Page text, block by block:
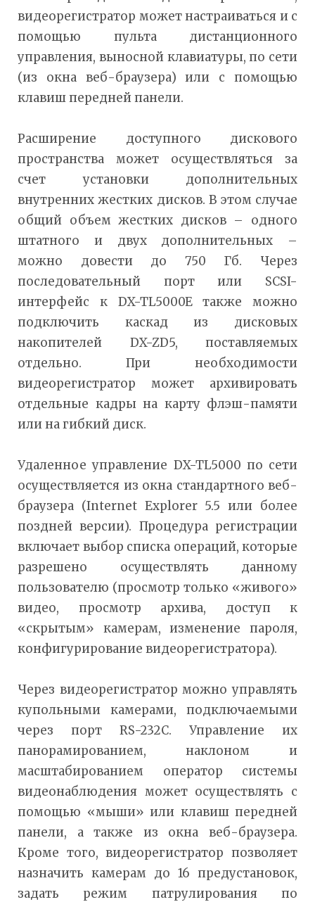
видеорегистратор может настраиваться и с
помощью пульта дистанционного
управления, выносной клавиатуры, по сети
(из окна веб-браузера) или с помощью
клавиш передней панели.
Расширение доступного дискового
пространства может осуществляться за
счет установки дополнительных
внутренних жестких дисков. В этом случае
общий объем жестких дисков – одного
штатного и двух дополнительных –
можно довести до 750 Гб. Через
последовательный порт или SCSI-
интерфейс к DX-TL5000E также можно
подключить каскад из дисковых
накопителей DX-ZD5, поставляемых
отдельно. При необходимости
видеорегистратор может архивировать
отдельные кадры на карту флэш-памяти
или на гибкий диск.
Удаленное управление DX-TL5000 по сети
осуществляется из окна стандартного веб-
браузера (Internet Explorer 5.5 или более
поздней версии). Процедура регистрации
включает выбор списка операций, которые
разрешено осуществлять данному
пользователю (просмотр только «живого»
видео, просмотр архива, доступ к
«скрытым» камерам, изменение пароля,
конфигурирование видеорегистратора).
Через видеорегистратор можно управлять
купольными камерами, подключаемыми
через порт RS-232C. Управление их
панорамированием, наклоном и
масштабированием оператор системы
видеонаблюдения может осуществлять с
помощью «мыши» или клавиш передней
панели, а также из окна веб-браузера.
Кроме того, видеорегистратор позволяет
назначить камерам до 16 предустановок,
задать режим патрулирования по